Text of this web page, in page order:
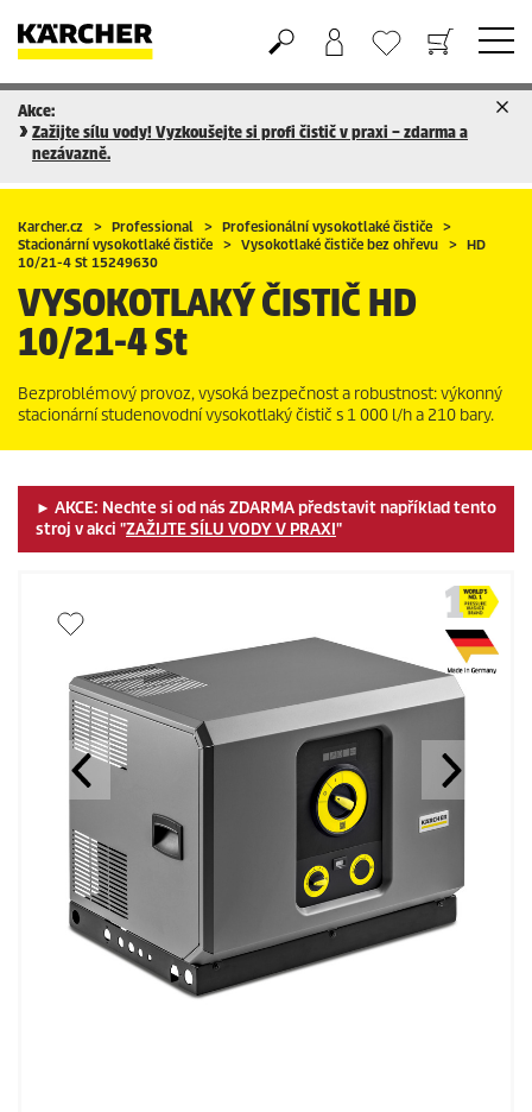
Nákupní košík
Seznam oblíbených produktů
Akce:
Zažijte sílu vody! Vyzkoušejte si profi čistič v praxi – zdarma a
nezávazně.
Karcher.cz Professional
Profesionální vysokotlaké čističe
Stacionární vysokotlaké čističe
Vysokotlaké čističe bez ohřevu
HD
10/21-4 St 15249630
VYSOKOTLAKÝ ČISTIČ HD
10/21-4 St
Bezproblémový provoz, vysoká bezpečnost a robustnost: výkonný
stacionární studenovodní vysokotlaký čistič s 1 000 l/h a 210 bary.
► AKCE: Nechte si od nás ZDARMA představit například tento
stroj v akci "ZAŽIJTE SÍLU VODY V PRAXI"